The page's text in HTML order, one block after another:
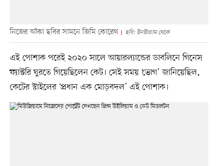
নিজের আঁকা ছবির সামনে জিমি কোরেথ ছবি: ইনস্টাগ্রাম থেকে
এই পোশাক পরেই ২০২০ সালে আয়ারল্যান্ডের ডাবলিনে গিনেস
ফ্যাক্টরি ঘুরতে গিয়েছিলেন কেট। সেই সময় ‘ভোগ’ জানিয়েছিল,
কেটের স্টাইলের ‘প্রধান এক মোড়বদল’ এই পোশাক।